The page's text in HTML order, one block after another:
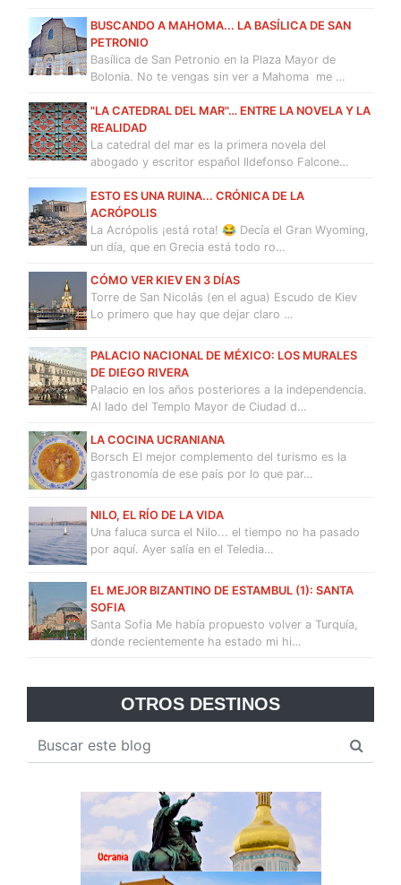
BUSCANDO A MAHOMA... LA BASÍLICA DE SAN
PETRONIO
Basílica de San Petronio en la Plaza Mayor de
Bolonia. No te vengas sin ver a Mahoma me …
"LA CATEDRAL DEL MAR"… ENTRE LA NOVELA Y LA
REALIDAD
La catedral del mar es la primera novela del
abogado y escritor español Ildefonso Falcone…
ESTO ES UNA RUINA... CRÓNICA DE LA
ACRÓPOLIS
La Acrópolis ¡está rota! 😂 Decía el Gran Wyoming,
un día, que en Grecia está todo ro…
CÓMO VER KIEV EN 3 DÍAS
Torre de San Nicolás (en el agua) Escudo de Kiev
Lo primero que hay que dejar claro …
PALACIO NACIONAL DE MÉXICO: LOS MURALES
DE DIEGO RIVERA
Palacio en los años posteriores a la independencia.
Al lado del Templo Mayor de Ciudad d…
LA COCINA UCRANIANA
Borsch El mejor complemento del turismo es la
gastronomía de ese país por lo que par…
NILO, EL RÍO DE LA VIDA
Una faluca surca el Nilo... el tiempo no ha pasado
por aquí. Ayer salía en el Teledia…
EL MEJOR BIZANTINO DE ESTAMBUL (1): SANTA
SOFIA
Santa Sofia Me había propuesto volver a Turquía,
donde recientemente ha estado mi hi…
OTROS DESTINOS